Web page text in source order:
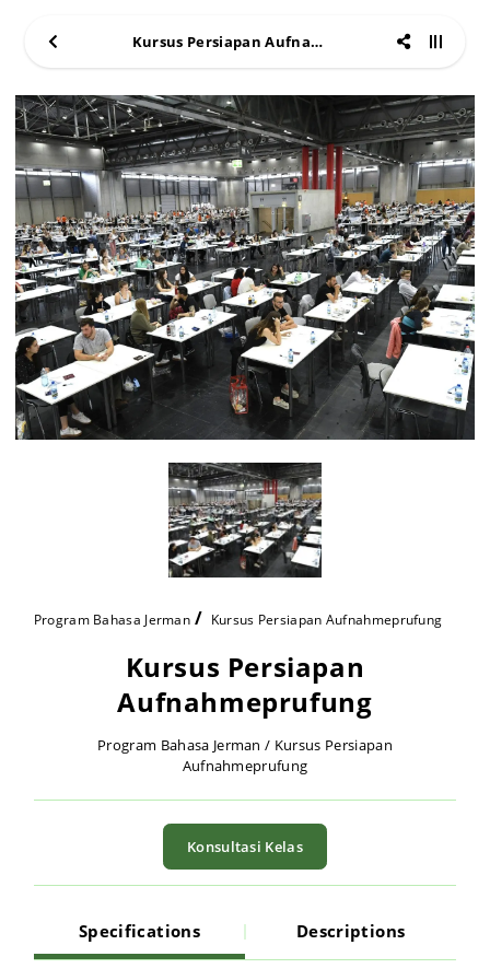
Kursus Persiapan Aufnahmeprufung
Program Bahasa Jerman Kursus Persiapan Aufnahmeprufung
Kursus Persiapan
Aufnahmeprufung
Program Bahasa Jerman / Kursus Persiapan
Aufnahmeprufung
Konsultasi Kelas
Specifications Descriptions